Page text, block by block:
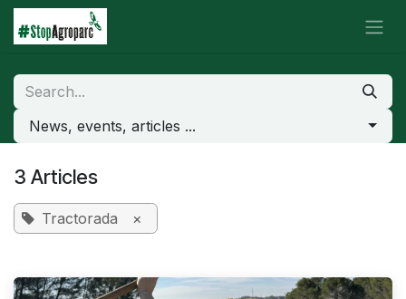
Skip to Content
News, events, articles ...
3 Articles
Tractorada ×